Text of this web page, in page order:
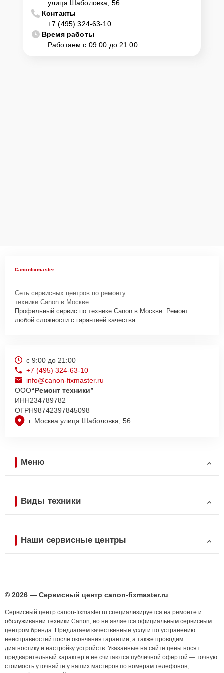
улица Шаболовка, 56
Контакты
+7 (495) 324-63-10
Время работы
Работаем с 09:00 до 21:00
Canonfixmaster
Сеть сервисных центров по ремонту
техники Canon в Москве.
Профильный сервис по технике Canon в Москве. Ремонт
любой сложности с гарантией качества.
г. Москва улица Шаболовка, 56
с 9:00 до 21:00
+7 (495) 324-63-10
info@canon-fixmaster.ru
ООО“Ремонт техники”
ИНН234789782
ОГРН98742397845098
Меню
Виды техники
Наши сервисные центры
© 2026 — Сервисный центр canon-fixmaster.ru
Сервисный центр canon-fixmaster.ru специализируется на ремонте и
обслуживании техники Canon, но не является официальным сервисным
центром бренда. Предлагаем качественные услуги по устранению
неисправностей после окончания гарантии, а также проводим
диагностику и настройку устройств. Указанные на сайте цены носят
предварительный характер и не считаются публичной офертой — точную
стоимость уточняйте у наших мастеров по номерам телефонов,